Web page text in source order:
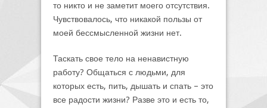
то никто и не заметит моего отсутствия.
Чувствовалось, что никакой пользы от
моей бессмысленной жизни нет.
Таскать свое тело на ненавистную
работу? Общаться с людьми, для
которых есть, пить, дышать и спать – это
все радости жизни? Разве это и есть то,